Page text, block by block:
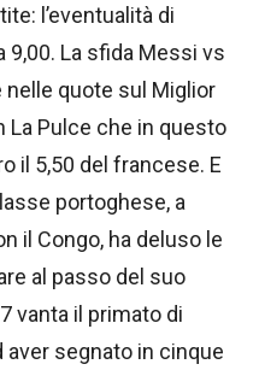
l’eventualità di
9,00. La sfida Messi vs
nelle quote sul Miglior
La Pulce che in questo
il 5,50 del francese. E
portoghese, a
il Congo, ha deluso le
al passo del suo
vanta il primato di
aver segnato in cinque